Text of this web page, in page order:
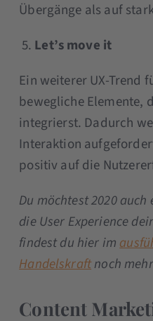
Übergänge als auf
Let’s move it
Ein weiterer UX-Trend
bewegliche Elemente,
integrierst. Dadurch
Interaktion
positiv auf die
Du möchtest 2020
die User Experience
findest du hier im
Handelskraftnoch
Content